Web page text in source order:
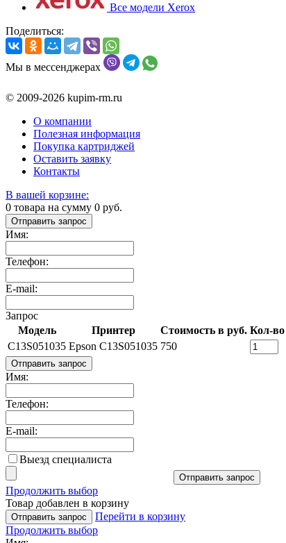
Все модели Xerox
Поделиться:
Мы в мессенджерах
© 2009-2026 kupim-rm.ru
О компании
Полезная информация
Покупка картриджей
Оставить заявку
Контакты
В вашей корзине:
0 товара на сумму 0 руб.
Отправить запрос
Имя:
Телефон:
E-mail:
Запрос
Модель
Принтер Стоимость в руб. Кол-во
C13S051035 Epson C13S051035 750
Отправить запрос
Имя:
Телефон:
E-mail:
Выезд специалиста
Отправить запрос
Продолжить выбор
Товар добавлен в корзину
Отправить запрос
Перейти в корзину
Продолжить выбор